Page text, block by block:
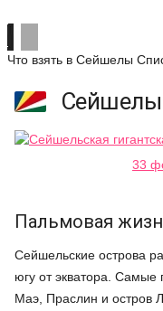
Что взять в Сейшелы
Сейшелы
33
Пальмовая
Сейшельские острова
югу от экватора. Самые
Маэ, Праслин и остров